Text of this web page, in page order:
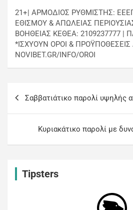
21+| ΑΡΜΟΔΙΟΣ ΡΥΘΜΙΣΤΗΣ:
ΕΘΙΣΜΟΥ & ΑΠΩΛΕΙΑΣ
ΒΟΗΘΕΙΑΣ ΚΕΘΕΑ: 2109237777 |
*ΙΣΧΥΟΥΝ ΟΡΟΙ & ΠΡΟΫΠΟΘΕΣΕΙΣ
NOVIBET.GR/INFO/OROI
Σαββατιάτικο παρολί υψηλής
Κυριακάτικο παρολί με
Tipsters